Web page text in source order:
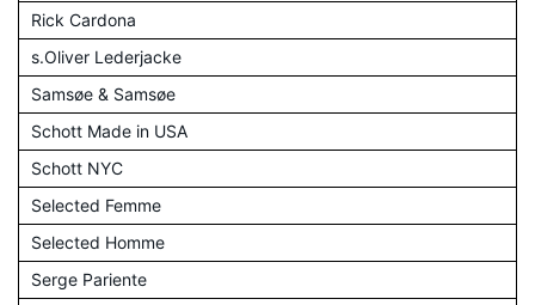
Rick Cardona
s.Oliver Lederjacke
Samsøe & Samsøe
Schott Made in USA
Schott NYC
Selected Femme
Selected Homme
Serge Pariente